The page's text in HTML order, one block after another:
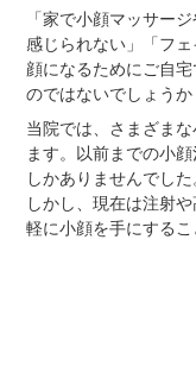
「家で小顔マッサー
感じられない」「フ
顔になるためにご自
のではないでしょうか
当院では、さまざま
ます。以前までの小
しかありませんでした
しかし、現在は注射
軽に小顔を手にするこ